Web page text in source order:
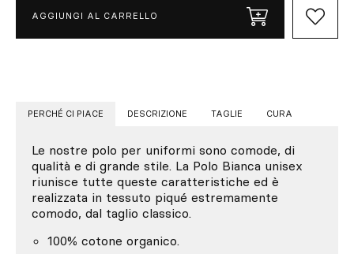
AGGIUNGI AL CARRELLO
PERCHÉ CI PIACE DESCRIZIONE TAGLIE CURA
Le nostre polo per uniformi sono comode, di
qualità e di grande stile. La Polo Bianca unisex
riunisce tutte queste caratteristiche ed è
realizzata in tessuto piqué estremamente
comodo, dal taglio classico.
100% cotone organico.